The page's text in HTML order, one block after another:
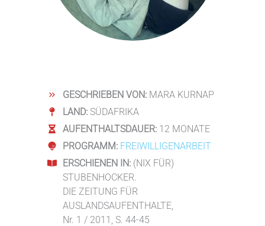
GESCHRIEBEN VON: MARA KURNAP
LAND:SÜDAFRIKA
AUFENTHALTSDAUER:12 MONATE
PROGRAMM: FREIWILLIGENARBEIT
ERSCHIENEN IN:(NIX FÜR)
STUBENHOCKER.
DIE ZEITUNG FÜR
AUSLANDSAUFENTHALTE,
Nr. 1 / 2011, S. 44-45